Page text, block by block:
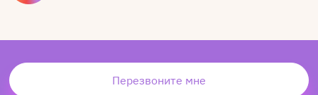
Перезвоните мне